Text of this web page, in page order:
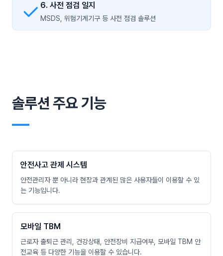
6. 사전 점검 일지
MSDS, 위험기계기구 등 사전 점검 솔루션
솔루션 주요 기능
―
안전사고 관제 시스템
안전관리자 뿐 아니라 현장과 관계된 많은 사용자들이 이용할 수 있
는 기능입니다.
모바일 TBM
근로자 출퇴근 관리, 건강상태, 안전장비 지급여부, 모바일 TBM 안
전교육 등 다양한 기능을 이용할 수 있습니다.